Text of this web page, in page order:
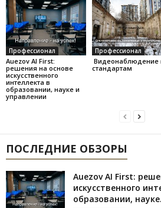
Профессионал
Auezov AI First:
решения на основе
искусственного
интеллекта в
образовании, науке и
управлении
Профессионал
Видеонаблюдение
стандартам
ПОСЛЕДНИЕ ОБЗОРЫ
Auezov AI First:
искусственного
образовании,